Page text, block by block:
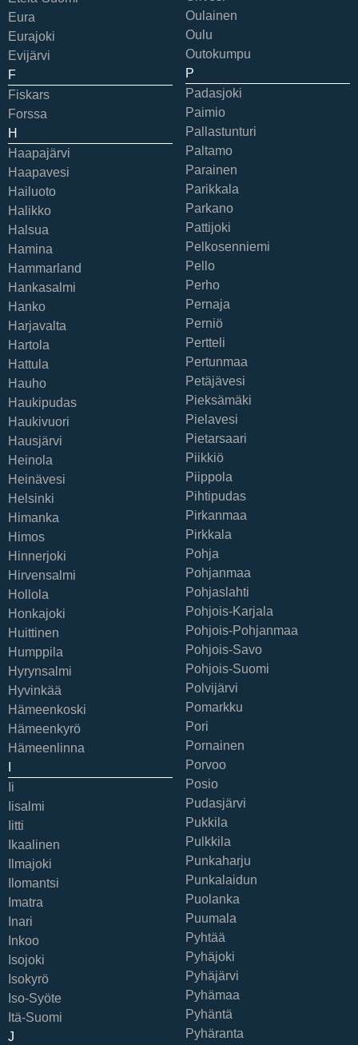
Eura
Eurajoki
Evijärvi
F
Fiskars
Forssa
H
Haapajärvi
Haapavesi
Hailuoto
Halikko
Halsua
Hamina
Hammarland
Hankasalmi
Hanko
Harjavalta
Hartola
Hattula
Hauho
Haukipudas
Haukivuori
Hausjärvi
Heinola
Heinävesi
Helsinki
Himanka
Himos
Hinnerjoki
Hirvensalmi
Hollola
Honkajoki
Huittinen
Humppila
Hyrynsalmi
Hyvinkää
Hämeenkoski
Hämeenkyrö
Hämeenlinna
Ii
Iisalmi
Iitti
Ikaalinen
Ilmajoki
Ilomantsi
Imatra
Inari
Inkoo
Isojoki
Isokyrö
Iso-Syöte
Itä-Suomi
J
Oulainen
Oulu
Outokumpu
P
Padasjoki
Paimio
Pallastunturi
Paltamo
Parainen
Parikkala
Parkano
Pattijoki
Pelkosenniemi
Pello
Perho
Pernaja
Perniö
Pertteli
Pertunmaa
Petäjävesi
Pieksämäki
Pielavesi
Pietarsaari
Piikkiö
Piippola
Pihtipudas
Pirkanmaa
Pirkkala
Pohja
Pohjanmaa
Pohjaslahti
Pohjois-Karjala
Pohjois-Pohjanmaa
Pohjois-Savo
Pohjois-Suomi
Polvijärvi
Pomarkku
Pori
Pornainen
Porvoo
Posio
Pudasjärvi
Pukkila
Pulkkila
Punkaharju
Punkalaidun
Puolanka
Puumala
Pyhtää
Pyhäjoki
Pyhäjärvi
Pyhämaa
Pyhäntä
Pyhäranta